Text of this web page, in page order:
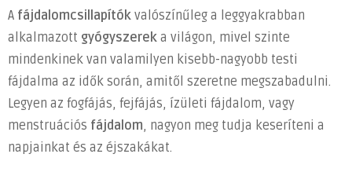
is
lehet
bejegyzéshez
A fájdalomcsillapítók valószínűleg a leggyakrabban
alkalmazott gyógyszerek a világon, mivel szinte
mindenkinek van valamilyen kisebb-nagyobb testi
fájdalma az idők során, amitől szeretne megszabadulni.
Legyen az fogfájás, fejfájás, ízületi fájdalom, vagy
menstruációs fájdalom, nagyon meg tudja keseríteni a
napjainkat és az éjszakákat.